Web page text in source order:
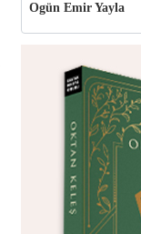
Ogün Emir Yayla